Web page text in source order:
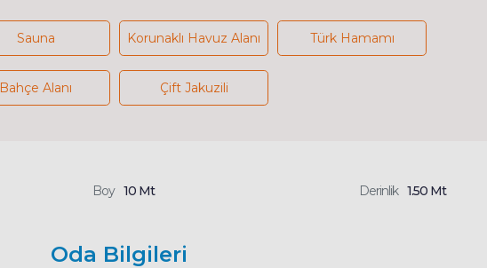
Sauna Korunaklı Havuz Alanı Türk Hamamı
Bahçe Alanı Çift Jakuzili
Boy 10 Mt Derinlik 1.50 Mt
Oda Bilgileri